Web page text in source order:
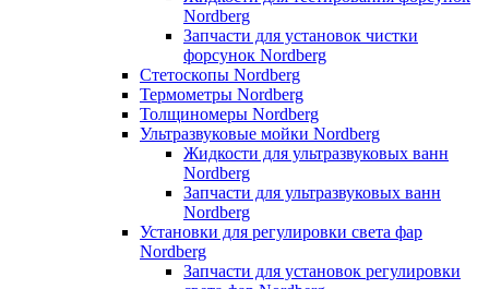
Nordberg
Запчасти для установок чистки
форсунок Nordberg
Стетоскопы Nordberg
Термометры Nordberg
Толщиномеры Nordberg
Ультразвуковые мойки Nordberg
Жидкости для ультразвуковых ванн
Nordberg
Запчасти для ультразвуковых ванн
Nordberg
Установки для регулировки света фар
Nordberg
Запчасти для установок регулировки